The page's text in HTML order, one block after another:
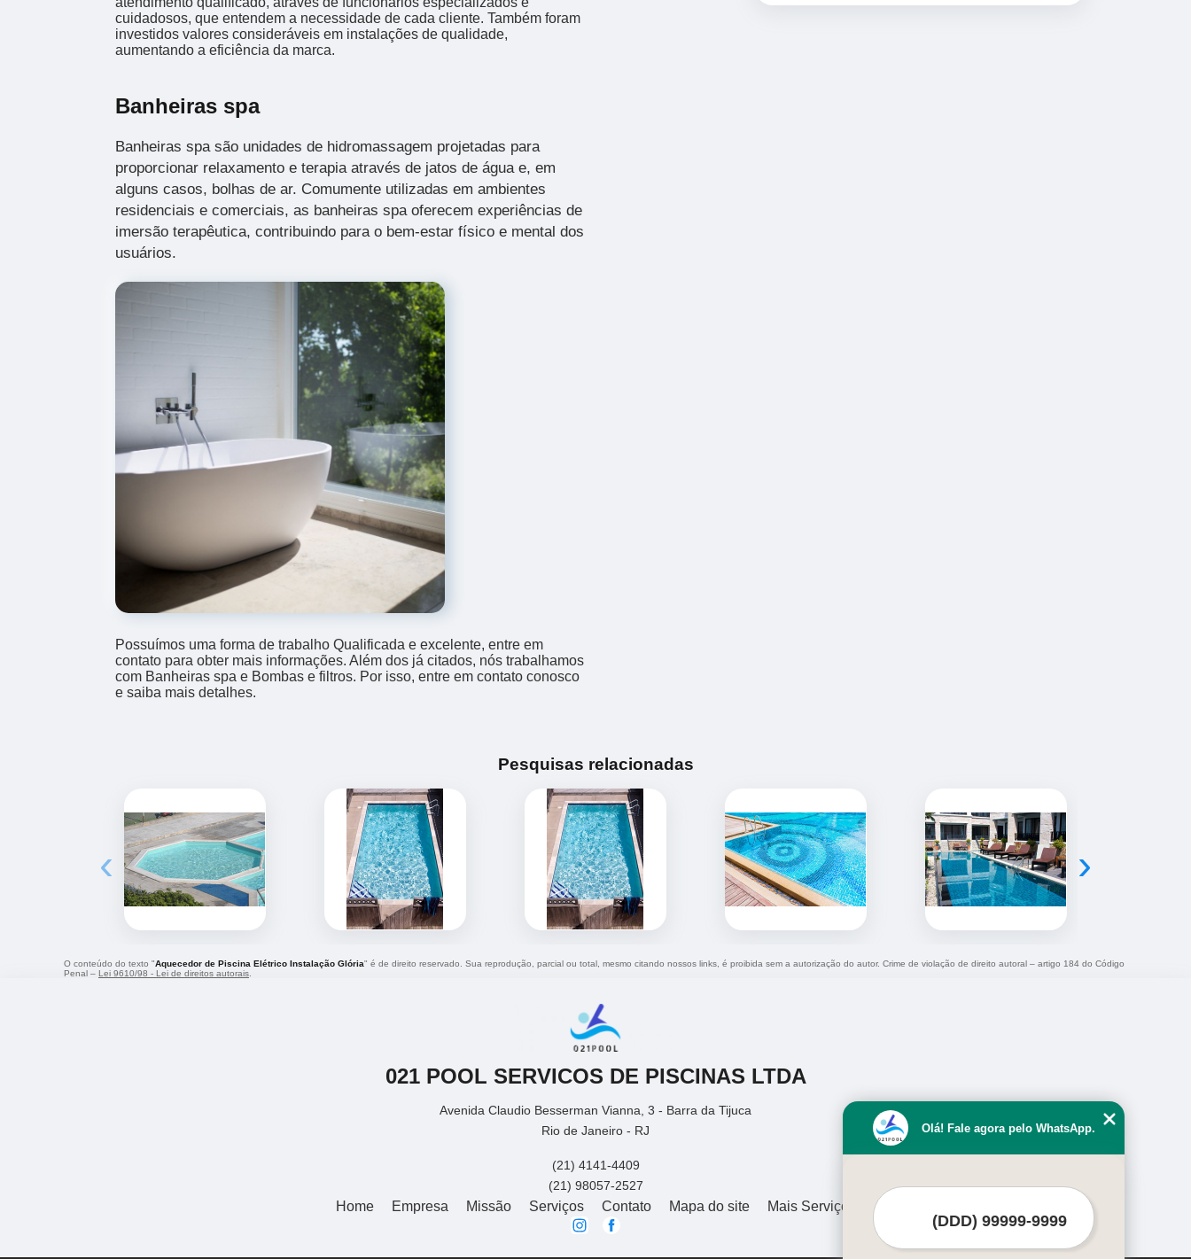
cuidadosos, que entendem a necessidade de cada cliente. Também foram
investidos valores consideráveis em instalações de qualidade,
aumentando a eficiência da marca.
Banheiras spa
Banheiras spa são unidades de hidromassagem projetadas para
proporcionar relaxamento e terapia através de jatos de água e, em
alguns casos, bolhas de ar. Comumente utilizadas em ambientes
residenciais e comerciais, as banheiras spa oferecem experiências de
imersão terapêutica, contribuindo para o bem-estar físico e mental dos
usuários.
Possuímos uma forma de trabalho Qualificada e excelente, entre em
contato para obter mais informações. Além dos já citados, nós trabalhamos
com Banheiras spa e Bombas e filtros. Por isso, entre em contato conosco
e saiba mais detalhes.
Pesquisas relacionadas
‹ ›
O conteúdo do texto "Aquecedor de Piscina Elétrico Instalação Glória" é de direito reservado. Sua reprodução, parcial ou total, mesmo citando nossos links, é proibida sem a autorização do autor. Crime de violação de direito autoral – artigo 184 do Código
Penal – Lei 9610/98 - Lei de direitos autorais.
021 POOL SERVICOS DE PISCINAS LTDA
Avenida Claudio Besserman Vianna, 3 - Barra da Tijuca
Rio de Janeiro - RJ
(21) 4141-4409
(21) 98057-2527
Home Empresa Missão Serviços Contato Mapa do site Mais Serviços
Olá! Fale agora pelo WhatsApp.